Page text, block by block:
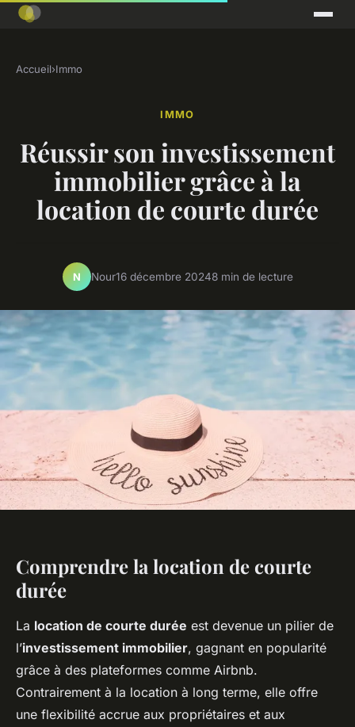
Accueil›Immo
IMMO
Réussir son investissement
immobilier grâce à la
location de courte durée
N Nour16 décembre 20248 min de lecture
Comprendre la location de courte
durée
La location de courte durée est devenue un pilier de
l’investissement immobilier, gagnant en popularité
grâce à des plateformes comme Airbnb.
Contrairement à la location à long terme, elle offre
une flexibilité accrue aux propriétaires et aux